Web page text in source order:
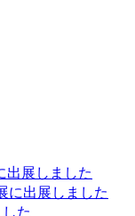
出展しました
に出展しました
た